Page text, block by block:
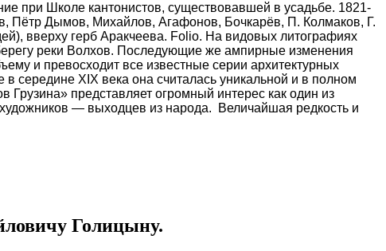
при Школе кантонистов, существовавшей в усадьбе. 1821-
Пётр Дымов, Михайлов, Агафонов, Бочкарёв, П. Колмаков, Г.
вверху герб Аракчеева. Folio. На видовых литографиях
реки Волхов. Последующие же ампирные изменения
и превосходит все известные серии архитектурных
середине XIX века она считалась уникальной и в полном
Грузина» представляет огромный интерес как один из
— выходцев из народа.
Величайшая редкость и
Голицыну.